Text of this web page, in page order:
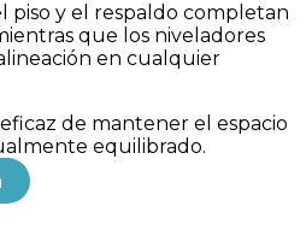
piso y el respaldo completan
que los niveladores
en cualquier
de mantener el espacio
equilibrado.